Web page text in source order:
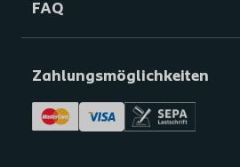
FAQ
Zahlungsmöglichkeiten